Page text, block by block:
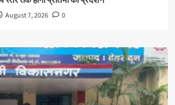
August 7, 2026 0